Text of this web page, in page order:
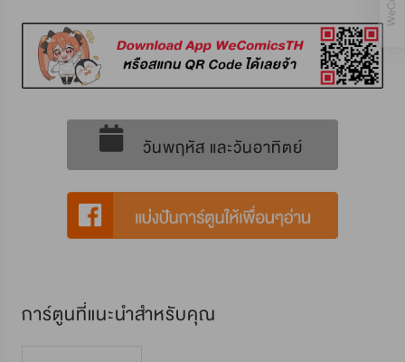
วันพฤหัส และวันอาทิตย์
การ์ตูนที่แนะนำสำหรับคุณ